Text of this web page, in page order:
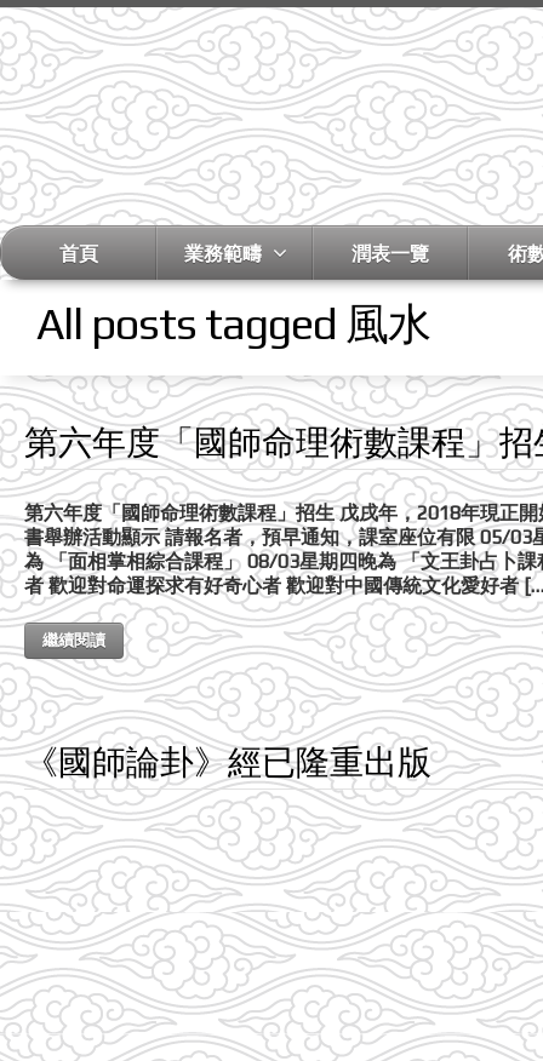
首頁 業務範疇 潤表一覽 術
All posts tagged 風水
第六年度「國師命理術數課程」招
第六年度「國師命理術數課程」招生 戊戌年，2018年現正
書舉辦活動顯示 請報名者，預早通知，課室座位有限 05/
為 「面相掌相綜合課程」 08/03星期四晚為 「文王卦占卜
者 歡迎對命運探求有好奇心者 歡迎對中國傳統文化愛好者
繼續閱讀
《國師論卦》經已隆重出版